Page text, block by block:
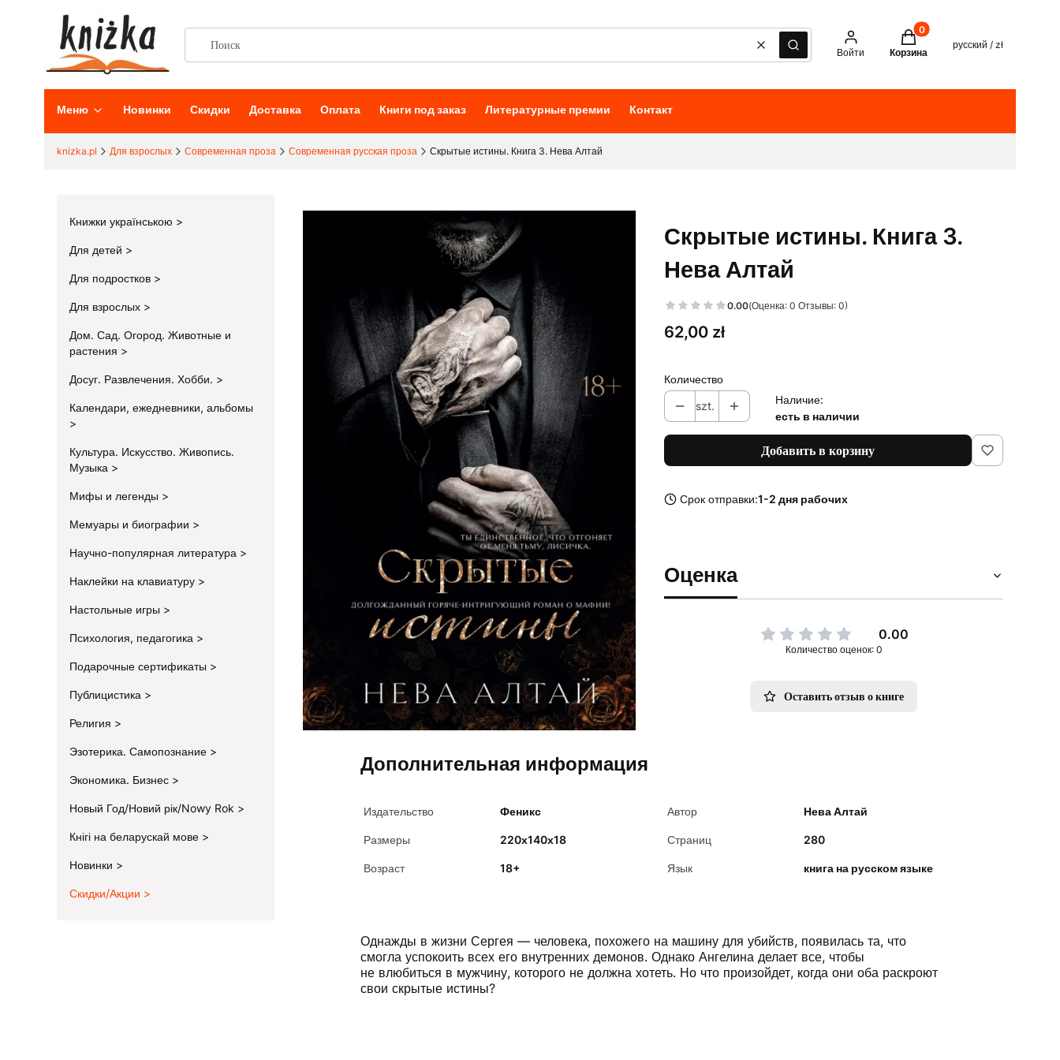
ОчиститьПоиск Войти
Товары в корзине: 0. See
Корзина
русский / zł
Меню Новинки Скидки Доставка Оплата Книги под заказ Литературные премии Контакт
knizka.pl Для взрослых Современная проза Современная русская проза Скрытые истины. Книга 3. Нева Алтай
Книжки українською
Для детей
Для подростков
Для взрослых
Дом. Сад. Огород. Животные и
растения
Досуг. Развлечения. Хобби.
Календари, ежедневники, альбомы
Культура. Искусство. Живопись.
Музыка
Мифы и легенды
Мемуары и биографии
Научно-популярная литература
Наклейки на клавиатуру
Настольные игры
Психология, педагогика
Подарочные сертификаты
Публицистика
Религия
Эзотерика. Самопознание
Экономика. Бизнес
Новый Год/Новий рік/Nowy Rok
Кнігі на беларускай мове
Новинки
Скидки/Акции
Скрытые истины. Книга 3.
Нева Алтай
0.00(Оценка: 0 Отзывы: 0)
Цена
62,00 zł
Количество
szt.
Наличие:
есть в наличии
Добавить в корзину
Срок отправки:1-2 дня рабочих
Оценка
0.00
Количество оценок: 0
Оставить отзыв о книге
Дополнительная информация
Издательство Феникс Автор Нева Алтай
Размеры 220х140х18 Страниц 280
Возраст 18+ Язык книга на русском языке
Однажды в жизни Сергея — человека, похожего на машину для убийств, появилась та, что
смогла успокоить всех его внутренних демонов. Однако Ангелина делает все, чтобы
не влюбиться в мужчину, которого не должна хотеть. Но что произойдет, когда они оба раскроют
свои скрытые истины?